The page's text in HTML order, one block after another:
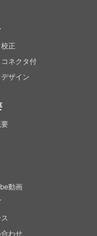
正
ネクタ付
ザイン
動画
わせ